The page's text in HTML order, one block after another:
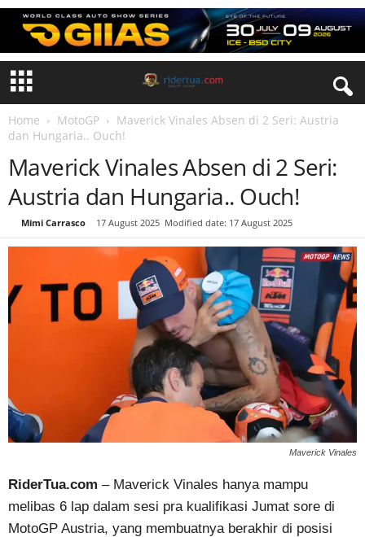
Home MotoGP
Maverick Vinales Absen di 2 Seri: Austria
dan Hungaria.. Ouch!
Maverick Vinales Absen di 2 Seri:
Austria dan Hungaria.. Ouch!
Mimi Carrasco 17 August 2025 Modified date: 17 August 2025
Maverick Vinales
RiderTua.com – Maverick Vinales hanya mampu
melibas 6 lap dalam sesi pra kualifikasi Jumat sore di
MotoGP Austria, yang membuatnya berakhir di posisi